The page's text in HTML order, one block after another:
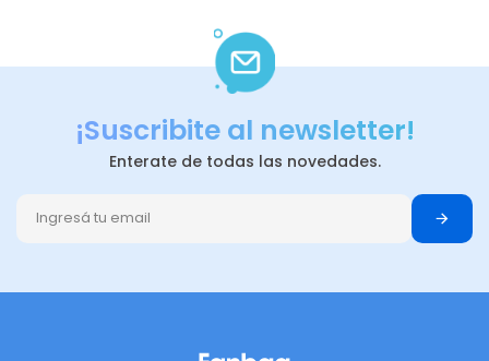
¡Suscribite al newsletter!
Enterate de todas las novedades.